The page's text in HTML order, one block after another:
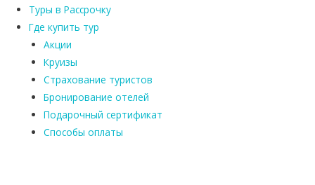
Туры в Рассрочку
Где купить тур
Акции
Круизы
Страхование туристов
Бронирование отелей
Подарочный сертификат
Способы оплаты